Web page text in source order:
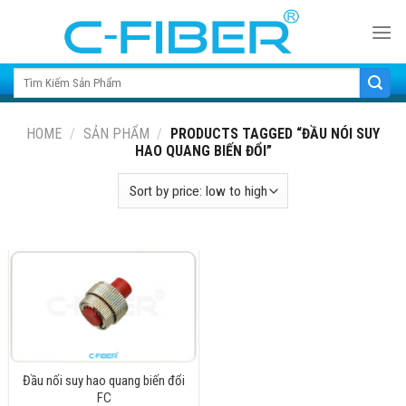
Search for:
HOME / SẢN PHẨM / PRODUCTS TAGGED “ĐẦU NÓI SUY
HAO QUANG BIẾN ĐỔI”
Đầu nối suy hao quang biến đổi
FC